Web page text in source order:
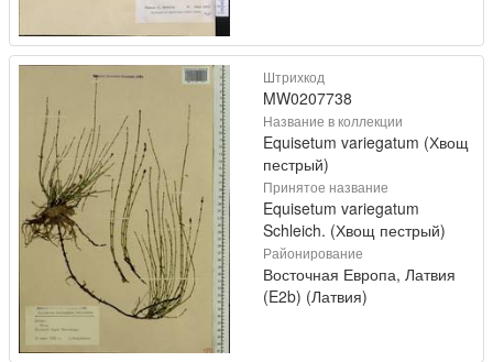
Штрихкод
MW0207738
Название в коллекции
Equisetum variegatum (Хвощ
пестрый)
Принятое название
Equisetum variegatum
Schleich. (Хвощ пестрый)
Районирование
Восточная Европа, Латвия
(E2b) (Латвия)